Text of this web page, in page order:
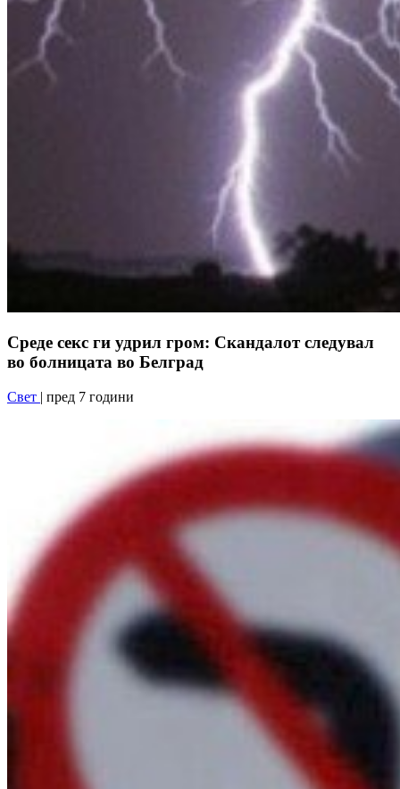
Среде секс ги удрил гром: Скандалот следувал
во болницата во Белград
Свет | пред 7 години